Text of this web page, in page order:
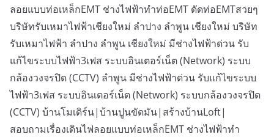
ลอยแบบท่อเหล็กEMT ช่างไฟฟ้าทำท่อEMT ดัดท่อEMTสวยๆ
บริษัทรับเหมาไฟฟ้าเชียงใหม่ ลำปาง ลำพูน เชียงใหม่ บริษัท
รับเหมาไฟฟ้า ลำปาง ลำพูน เชียงใหม่ มีช่างไฟฟ้าด่วน รับ
แก้ไขระบบไฟฟ้า3เฟส ระบบอินเตอร์เน็ต (Network) ระบบ
กล้องวงจรปิด (CCTV) ลำพูน มีช่างไฟฟ้าด่วน รับแก้ไขระบบ
ไฟฟ้า3เฟส ระบบอินเตอร์เน็ต (Network) ระบบกล้องวงจรปิด
(CCTV) บ้านโมเดิร์น|บ้านปูนขัดมัน|สร้างบ้านLoft|
สอบถามเรื่องเดินไฟลอยแบบท่อเหล็กEMT ช่างไฟฟ้าทำ